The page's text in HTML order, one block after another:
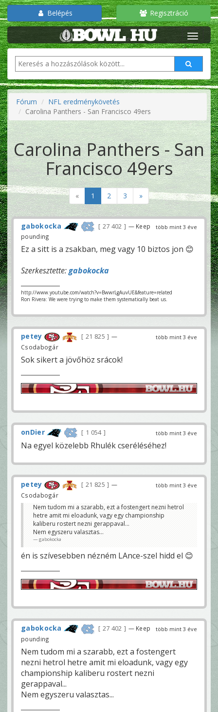
Belépés Regisztráció
Fórum
NFL eredménykövetés
Carolina Panthers - San Francisco 49ers
Carolina Panthers - San
Francisco 49ers
« 1 2 3 »
több mint 3 éve
gabokocka 27 402
— Keep
pounding
Ez a sitt is a zsakban, meg vagy 10 biztos jon 😊
Szerkesztette:gabokocka
http://www.youtube.com/watch?v=BwwrLgAuvUE&feature=related
Ron Rivera: We were trying to make them systematically beat us.
több mint 3 éve
petey 21 825
—
Csodabogár
Sok sikert a jövőhöz srácok!
több mint 3 éve
onDier 1 054
Na egyel közelebb Rhulék cseréléséhez!
több mint 3 éve
petey 21 825
—
Csodabogár
Nem tudom mi a szarabb, ezt a fostengert nezni hetrol
hetre amit mi eloadunk, vagy egy championship
kaliberu rostert nezni gerappaval...
Nem egyszeru valasztas...
gabokocka
én is szívesebben nézném LAnce-szel hidd el 😊
több mint 3 éve
gabokocka 27 402
— Keep
pounding
Nem tudom mi a szarabb, ezt a fostengert
nezni hetrol hetre amit mi eloadunk, vagy egy
championship kaliberu rostert nezni
gerappaval...
Nem egyszeru valasztas...